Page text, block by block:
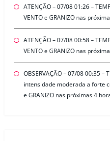
ATENÇÃO – 07/08 01:26 –
VENTO e GRANIZO nas
ATENÇÃO – 07/08 00:58 –
VENTO e GRANIZO nas
OBSERVAÇÃO – 07/08 00:35 –
intensidade moderada a forte
e GRANIZO nas próximas 4